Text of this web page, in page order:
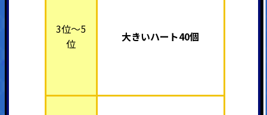
3位～5
位
大きいハート40個